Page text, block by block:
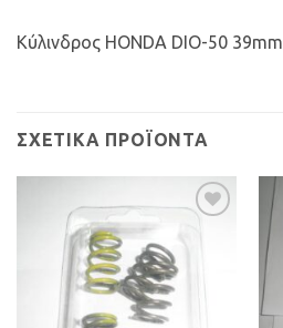
Κύλινδρος HONDA DIO-50 39mm.
ΣΧΕΤΙΚΆ ΠΡΟΪΌΝΤΑ
στη Λίστα
Επιθυμιών